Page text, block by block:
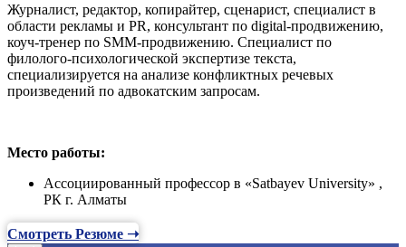
Журналист, редактор, копирайтер, сценарист, специалист в
области рекламы и PR, консультант по digital-продвижению,
коуч-тренер по SMM-продвижению. Специалист по
филолого-психологической экспертизе текста,
специализируется на анализе конфликтных речевых
произведений по адвокатским запросам.
Место работы:
Ассоциированный профессор в «Satbayev University» ,
РК г. Алматы
Смотреть Резюме ➝